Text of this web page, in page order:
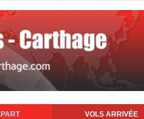
VOLS ARRIVÉE